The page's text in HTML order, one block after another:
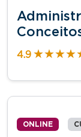
4.9
ONLINE